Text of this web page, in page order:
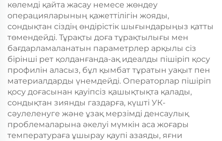
көлемді қайта жасау немесе жөндеу
операцияларының қажеттілігін жояды,
сондықтан сіздің өндірістік шығындарыңыз қатты
төмендейді. Тұрақты доға тұрақтылығы мен
бағдарламаланатын параметрлер арқылы сіз
бірінші рет қолданғанда-ақ идеалды пішіріп қосу
профилін аласыз, бұл қымбат тұратын уақыт пен
материалдарды үнемдейді. Операторлар пішіріп
қосу доғасынан қауіпсіз қашықтықта қалады,
сондықтан зиянды газдарға, күшті УК-
сәулеленуге және ұзақ мерзімді денсаулық
проблемаларына әкелуі мүмкін аса жоғары
температураға ұшырау қаупі азаяды, яғни